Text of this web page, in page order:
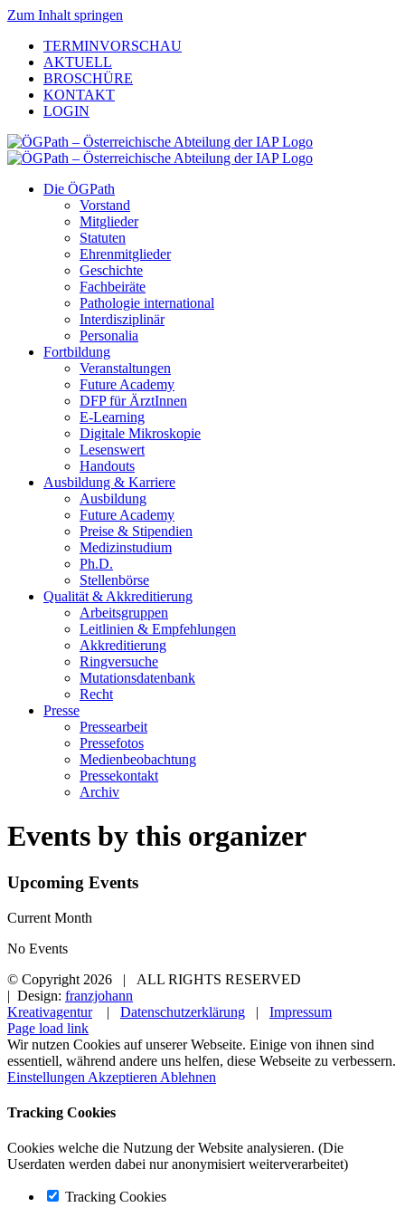
Zum Inhalt springen
TERMINVORSCHAU
AKTUELL
BROSCHÜRE
KONTAKT
LOGIN
Die ÖGPath
Vorstand
Mitglieder
Statuten
Ehrenmitglieder
Geschichte
Fachbeiräte
Pathologie international
Interdisziplinär
Personalia
Fortbildung
Veranstaltungen
Future Academy
DFP für ÄrztInnen
E-Learning
Digitale Mikroskopie
Lesenswert
Handouts
Ausbildung & Karriere
Ausbildung
Future Academy
Preise & Stipendien
Medizinstudium
Ph.D.
Stellenbörse
Qualität & Akkreditierung
Arbeitsgruppen
Leitlinien & Empfehlungen
Akkreditierung
Ringversuche
Mutationsdatenbank
Recht
Presse
Pressearbeit
Pressefotos
Medienbeobachtung
Pressekontakt
Archiv
Events by this organizer
Upcoming Events
Current Month
No Events
© Copyright 2026 | ALL RIGHTS RESERVED
| Design: franzjohann
Kreativagentur| Datenschutzerklärung | Impressum
Page load link
Wir nutzen Cookies auf unserer Webseite. Einige von ihnen sind
essentiell, während andere uns helfen, diese Webseite zu verbessern.
Einstellungen Akzeptieren Ablehnen
Tracking Cookies
Cookies welche die Nutzung der Website analysieren. (Die
Userdaten werden dabei nur anonymisiert weiterverarbeitet)
Tracking Cookies